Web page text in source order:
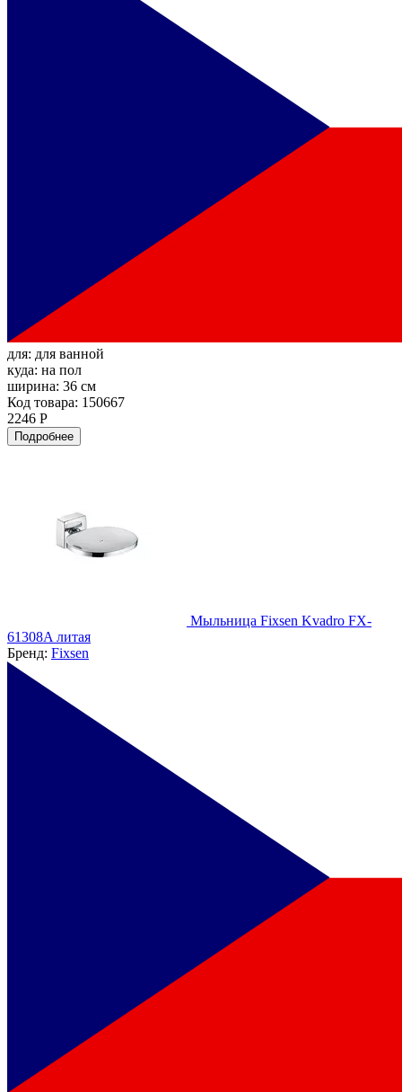
для: для ванной
куда: на пол
ширина: 36 см
Код товара: 150667
2246 Р
Подробнее
Мыльница Fixsen Kvadro FX-
61308A литая
Бренд: Fixsen